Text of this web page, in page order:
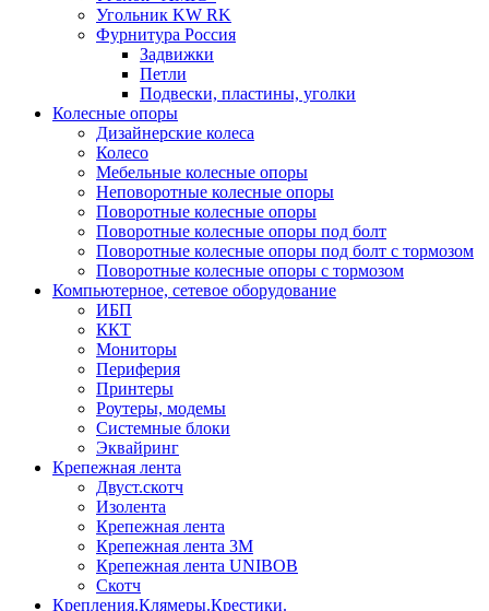
Угольник KW RK
Фурнитура Россия
Задвижки
Петли
Подвески, пластины, уголки
Колесные опоры
Дизайнерские колеса
Колесо
Мебельные колесные опоры
Неповоротные колесные опоры
Поворотные колесные опоры
Поворотные колесные опоры под болт
Поворотные колесные опоры под болт с тормозом
Поворотные колесные опоры с тормозом
Компьютерное, сетевое оборудование
ИБП
ККТ
Мониторы
Периферия
Принтеры
Роутеры, модемы
Системные блоки
Эквайринг
Крепежная лента
Двуст.скотч
Изолента
Крепежная лента
Крепежная лента 3М
Крепежная лента UNIBOB
Скотч
Крепления.Клямеры.Крестики.